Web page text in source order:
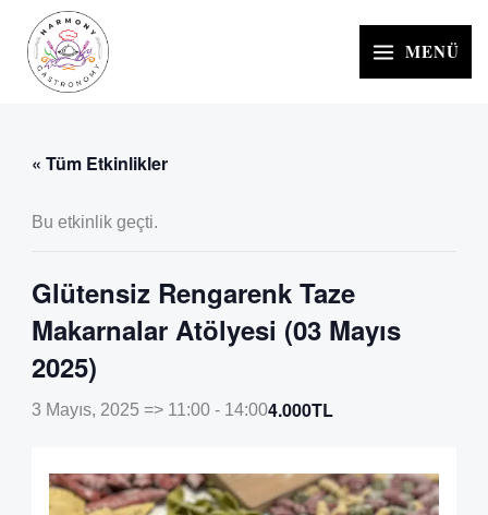
İçeriğe
MENÜ
« Tüm Etkinlikler
Bu etkinlik geçti.
Glütensiz Rengarenk Taze
Makarnalar Atölyesi (03 Mayıs
2025)
3 Mayıs, 2025 => 11:00- 14:004.000TL